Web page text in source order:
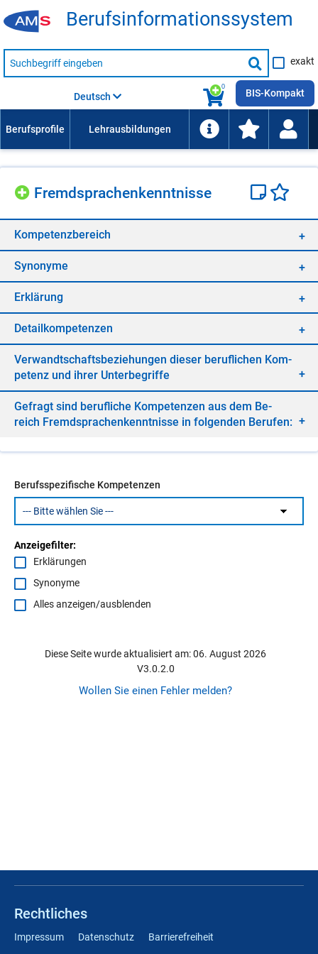
Be­rufs­in­for­ma­ti­ons­sys­tem
Suche
nach
Suche
starten
exakt
0
Deutsch BIS-Kompakt
Fremd­spra­chen­kennt­nis­se
Kom­pe­tenz­be­reich
Syn­ony­me
Er­klä­rung
De­tail­kom­pe­ten­zen
Ver­wandt­schafts­be­zie­hun­gen die­ser be­ruf­li­chen Kom­
pe­tenz und ih­rer Un­ter­be­grif­fe
Ge­fragt sind be­ruf­li­che Kom­pe­ten­zen aus dem Be­
reich Fremd­spra­chen­kennt­nis­se in fol­gen­den Be­ru­fen:
Berufsspezifische Kompetenzen
Anzeigefilter:
Erklärungen
Synonyme
Alles anzeigen/ausblenden
Diese Seite wurde aktualisiert am: 06. August 2026
V3.0.2.0
Wollen Sie einen Fehler melden?
Rechtliches
Impressum Datenschutz Barrierefreiheit